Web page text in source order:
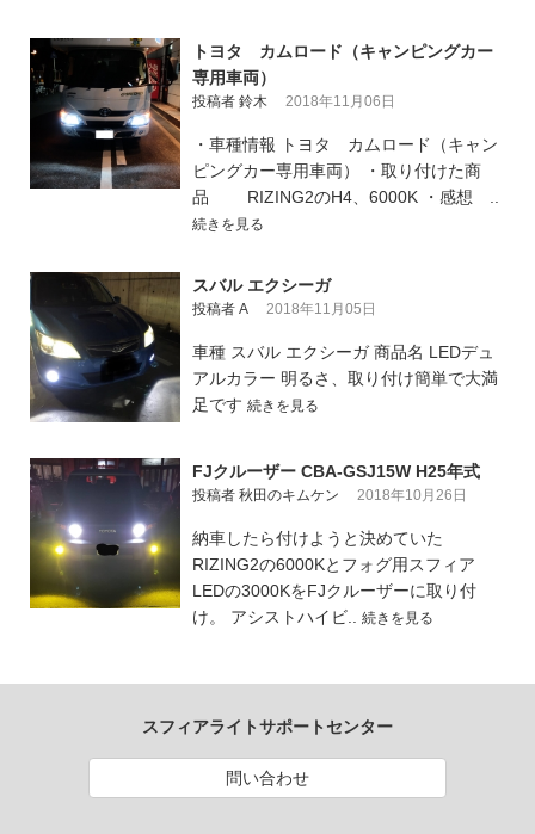
トヨタ カムロード（キャンピングカー
専用車両）
投稿者 鈴木 2018年11月06日
・車種情報 トヨタ カムロード（キャン
ピングカー専用車両） ・取り付けた商
品 RIZING2のH4、6000K ・感想 ..
続きを見る
スバル エクシーガ
投稿者 A 2018年11月05日
車種 スバル エクシーガ 商品名 LEDデュ
アルカラー 明るさ、取り付け簡単で大満
足です 続きを見る
FJクルーザー CBA-GSJ15W H25年式
投稿者 秋田のキムケン 2018年10月26日
納車したら付けようと決めていた
RIZING2の6000Kとフォグ用スフィア
LEDの3000KをFJクルーザーに取り付
け。 アシストハイビ.. 続きを見る
スフィアライトサポートセンター
問い合わせ